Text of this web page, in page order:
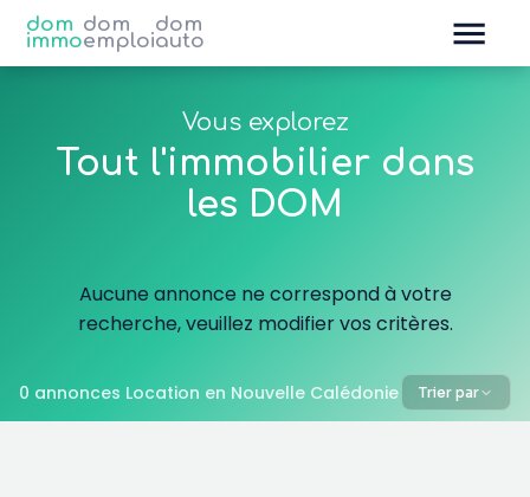
dom
immo
dom
emploi
dom
auto
Vous explorez
Tout l'immobilier dans
les DOM
Aucune annonce ne correspond à votre
recherche, veuillez modifier vos critères.
0 annonces Location en Nouvelle Calédonie Trier par